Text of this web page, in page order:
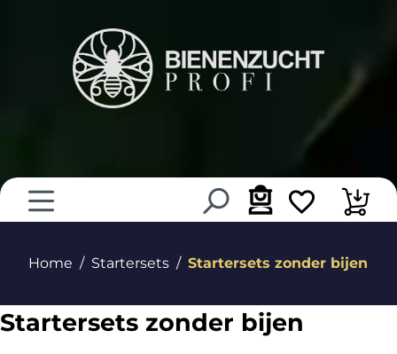
Home Startersets Startersets zonder bijen
Startersets zonder bijen